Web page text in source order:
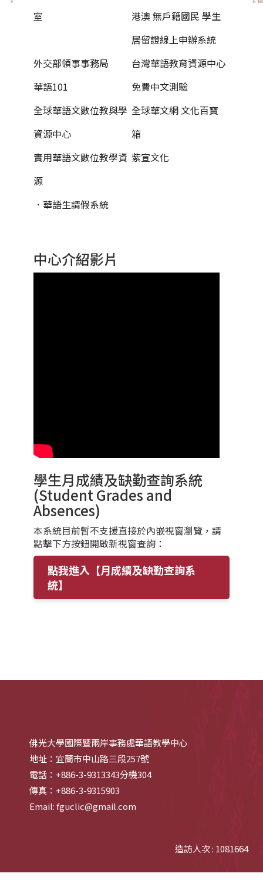
室
港澳 無戶籍國民 學生
居留證線上申辦系統
外交部領事事務局
台灣華語教育資源中心
華語101
免費中文測驗
全球華語文數位教與學
資源中心
全球華文網 文化百寶
箱
實用華語文數位教學資
源
紫宣文化
．華語生請假系統
中心介紹影片
學生月成績及缺勤查詢系統
(Student Grades and
Absences)
本系統目前暫不支援直接於內嵌視窗瀏覽，請
點擊下方按鈕開啟新視窗查詢：
點我進入【月成績及缺勤查詢系
統】
佛光大學國際暨兩岸事務處華語教學中心
地址：宜蘭市中山路三段257號
電話：+886-3-9313343分機304
傳真：+886-3-9315903
Email: fguclic@gmail.com
造訪人次 : 1081664